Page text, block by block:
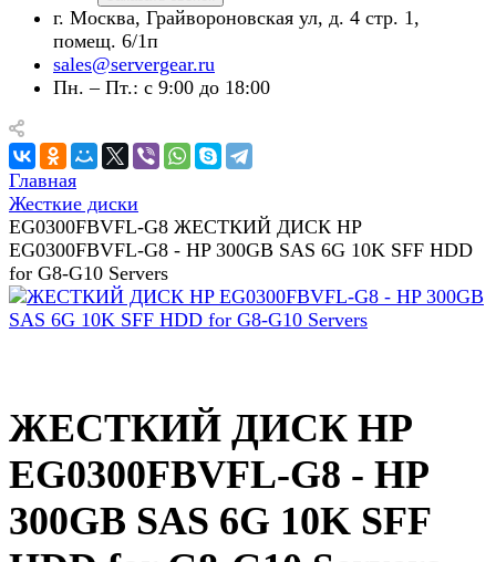
г. Москва, Грайвороновская ул, д. 4 стр. 1,
помещ. 6/1п
sales@servergear.ru
Пн. – Пт.: с 9:00 до 18:00
Главная
Жесткие диски
EG0300FBVFL-G8 ЖЕСТКИЙ ДИСК HP
EG0300FBVFL-G8 - HP 300GB SAS 6G 10K SFF HDD
for G8-G10 Servers
ЖЕСТКИЙ ДИСК HP
EG0300FBVFL-G8 - HP
300GB SAS 6G 10K SFF